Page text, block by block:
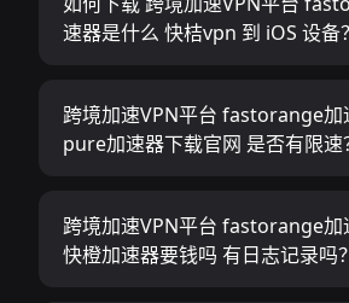
速器是什么 快桔vpn 到 iOS 设备？
跨境加速VPN平台 fastorange加
pure加速器下载官网 是否有限速
跨境加速VPN平台 fastorange加
快橙加速器要钱吗 有日志记录吗？